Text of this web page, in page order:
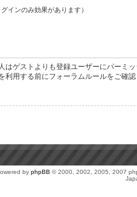
インのみ効果があります）
ゲストよりも登録ユーザーにパー
用する前にフォーラムルールをご確認
by phpBB © 2000, 2002, 2005, 2007